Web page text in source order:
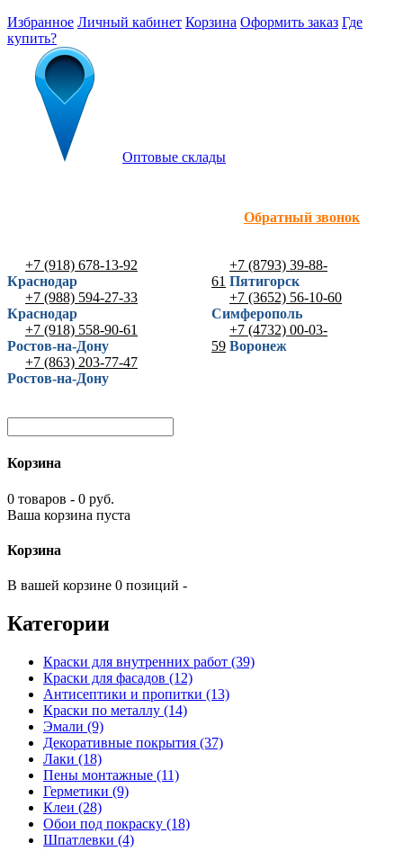
Избранное Личный кабинет Корзина Оформить заказ Где
купить?
Оптовые склады
Обратный звонок
+7 (918) 678-13-92
Краснодар
+7 (988) 594-27-33
Краснодар
+7 (918) 558-90-61
Ростов-на-Дону
+7 (863) 203-77-47
Ростов-на-Дону
+7 (8793) 39-88-
61 Пятигорск
+7 (3652) 56-10-60
Симферополь
+7 (4732) 00-03-
59 Воронеж
Корзина
0 товаров - 0 руб.
Ваша корзина пуста
Корзина
В вашей корзине 0 позиций -
Категории
Краски для внутренних работ (39)
Краски для фасадов (12)
Антисептики и пропитки (13)
Краски по металлу (14)
Эмали (9)
Декоративные покрытия (37)
Лаки (18)
Пены монтажные (11)
Герметики (9)
Клеи (28)
Обои под покраску (18)
Шпатлевки (4)